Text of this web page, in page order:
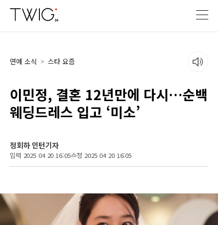
연예 소식 > 스타 요즘
이민정, 결혼 12년만에 다시…순백
웨딩드레스 입고 ‘미소’
정회하 인턴기자
입력 2025 04 20 16:05수정 2025 04 20 16:05